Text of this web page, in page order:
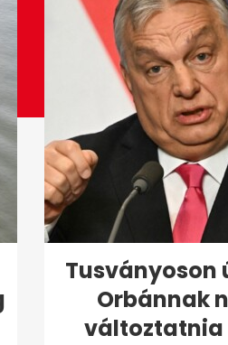
Tusványoson
Orbánnak
változtatnia